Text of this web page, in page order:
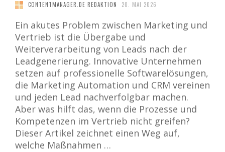
CONTENTMANAGER.DE REDAKTION 20. MAI 2026
Ein akutes Problem zwischen Marketing und
Vertrieb ist die Übergabe und
Weiterverarbeitung von Leads nach der
Leadgenerierung. Innovative Unternehmen
setzen auf professionelle Softwarelösungen,
die Marketing Automation und CRM vereinen
und jeden Lead nachverfolgbar machen.
Aber was hilft das, wenn die Prozesse und
Kompetenzen im Vertrieb nicht greifen?
Dieser Artikel zeichnet einen Weg auf,
welche Maßnahmen …